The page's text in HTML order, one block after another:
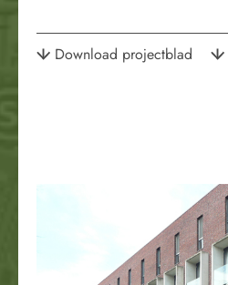
Download projectblad